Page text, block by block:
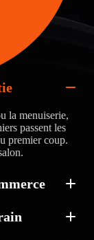
la menuiserie,
passent les
premier coup.